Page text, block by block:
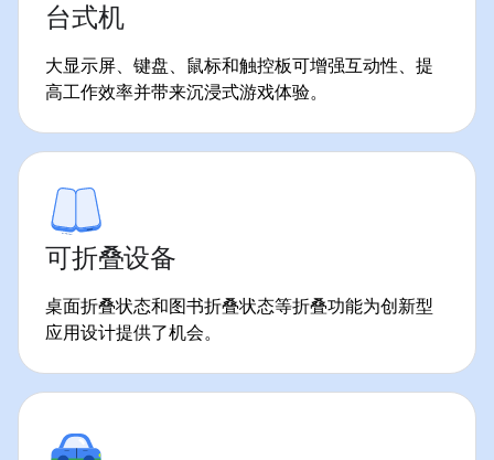
台式机
大显示屏、键盘、鼠标和触控板可增强互动性、提
高工作效率并带来沉浸式游戏体验。
可折叠设备
桌面折叠状态和图书折叠状态等折叠功能为创新型
应用设计提供了机会。